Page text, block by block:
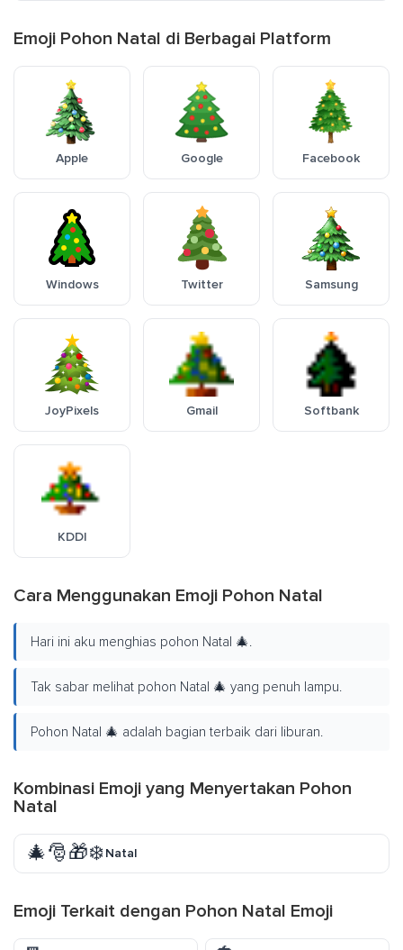
Emoji Pohon Natal di Berbagai Platform
Apple Google Facebook
Windows Twitter Samsung
JoyPixels Gmail Softbank
KDDI
Cara Menggunakan Emoji Pohon Natal
Hari ini aku menghias pohon Natal 🎄.
Tak sabar melihat pohon Natal 🎄 yang penuh lampu.
Pohon Natal 🎄 adalah bagian terbaik dari liburan.
Kombinasi Emoji yang Menyertakan Pohon
Natal
🎄🎅🎁❄️Natal
Emoji Terkait dengan Pohon Natal Emoji